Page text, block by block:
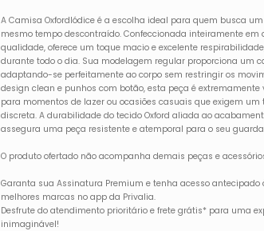
A Camisa OxfordIódice é a escolha ideal para quem busca
mesmo tempo descontraído. Confeccionada inteiramente em
qualidade, oferece um toque macio e excelente
durante todo o dia. Sua modelagem regular proporciona um
adaptando-se perfeitamente ao corpo sem restringir os
design clean e punhos com botão, esta peça é extremamente
para momentos de lazer ou ocasiões casuais que exigem um
discreta. A durabilidade do tecido Oxford aliada ao
assegura uma peça resistente e atemporal para o seu
O produto ofertado não acompanha demais peças e
Garanta sua Assinatura Premium e tenha acesso antecipado
melhores marcas no app da Privalia.
Desfrute do atendimento prioritário e frete grátis* para uma
inimaginável!